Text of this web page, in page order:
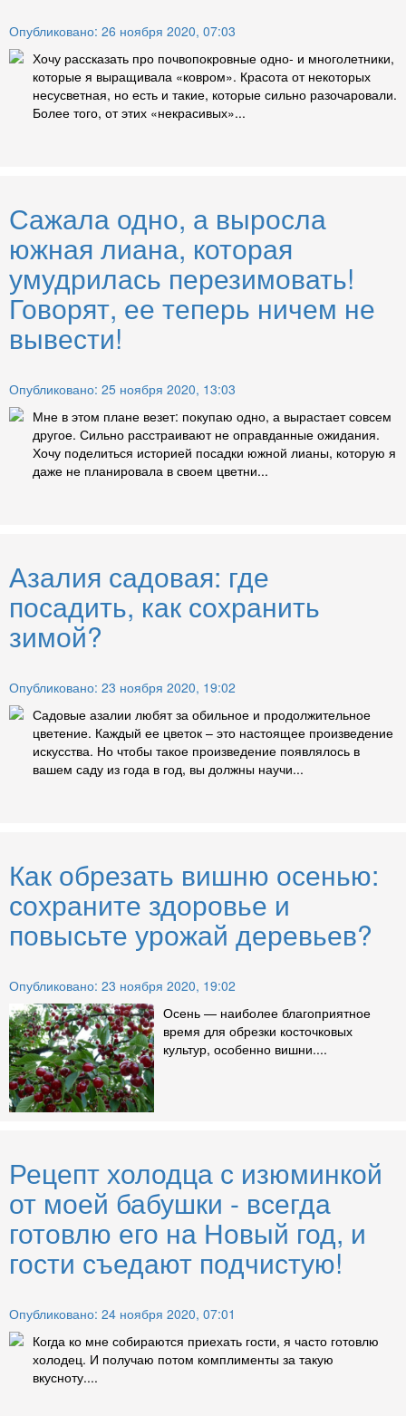
Опубликовано: 26 ноября 2020, 07:03
Хочу рассказать про почвопокровные одно- и многолетники,
которые я выращивала «ковром». Красота от некоторых
несусветная, но есть и такие, которые сильно разочаровали.
Более того, от этих «некрасивых»...
Сажала одно, а выросла
южная лиана, которая
умудрилась перезимовать!
Говорят, ее теперь ничем не
вывести!
Опубликовано: 25 ноября 2020, 13:03
Мне в этом плане везет: покупаю одно, а вырастает совсем
другое. Сильно расстраивают не оправданные ожидания.
Хочу поделиться историей посадки южной лианы, которую я
даже не планировала в своем цветни...
Азалия садовая: где
посадить, как сохранить
зимой?
Опубликовано: 23 ноября 2020, 19:02
Садовые азалии любят за обильное и продолжительное
цветение. Каждый ее цветок – это настоящее произведение
искусства. Но чтобы такое произведение появлялось в
вашем саду из года в год, вы должны научи...
Как обрезать вишню осенью:
сохраните здоровье и
повысьте урожай деревьев?
Опубликовано: 23 ноября 2020, 19:02
Осень — наиболее благоприятное
время для обрезки косточковых
культур, особенно вишни....
Рецепт холодца с изюминкой
от моей бабушки - всегда
готовлю его на Новый год, и
гости съедают подчистую!
Опубликовано: 24 ноября 2020, 07:01
Когда ко мне собираются приехать гости, я часто готовлю
холодец. И получаю потом комплименты за такую
вкусноту....